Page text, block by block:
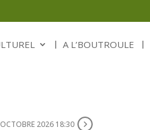
A L’BOUTROULE
2026 18:30